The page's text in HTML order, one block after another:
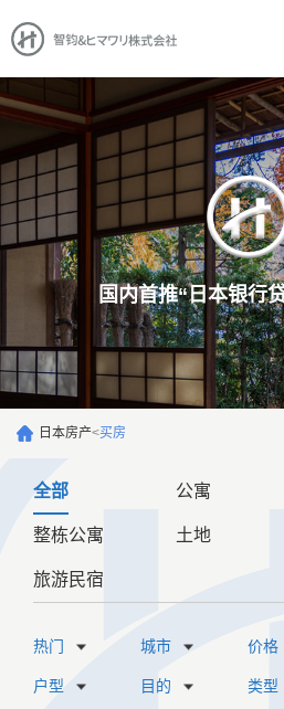
国内首推“日本银行
日本房产<买房
全部 公寓
整栋公寓 土地
旅游民宿
热门 城市 价格
户型 目的 类型